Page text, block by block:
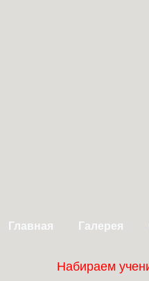
Главная Галерея
Набираем